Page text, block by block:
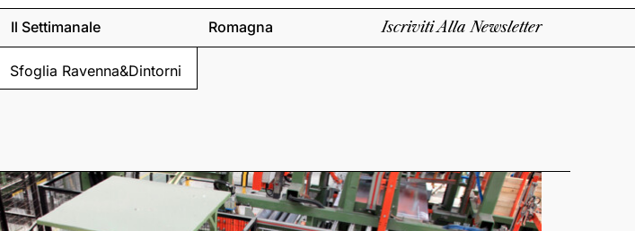
Il Settimanale
Sfoglia Ravenna&Dintorni
Romagna Iscriviti Alla Newsletter